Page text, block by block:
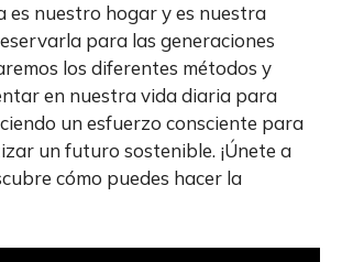
es nuestro hogar y es nuestra
para las generaciones
los diferentes métodos y
en nuestra vida diaria para
un esfuerzo consciente para
un futuro sostenible. ¡Únete a
cómo puedes hacer la